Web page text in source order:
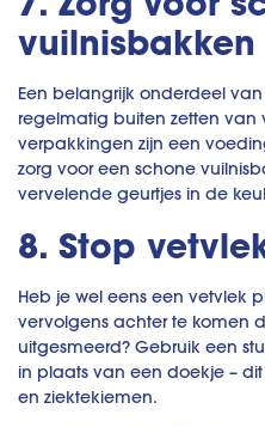
vuilnisbakken
Een belangrijk onderdeel
regelmatig buiten zetten van
verpakkingen zijn een
zorg voor een schone
vervelende geurtjes in de
8. Stop
Heb je wel eens een vetvlek
vervolgens achter te komen
uitgesmeerd? Gebruik een
in plaats van een doekje –
en ziektekiemen.